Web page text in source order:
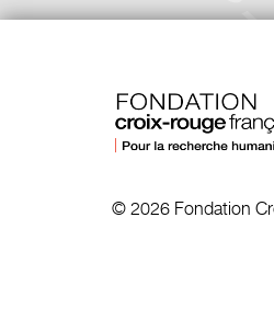
© 2026 Fondation